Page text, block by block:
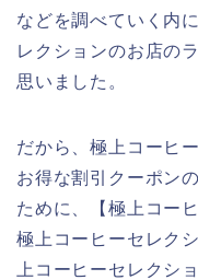
などを調べていく内
レクションのお店の
思いました。
だから、極上コーヒ
お得な割引クーポン
ために、【極上コー
極上コーヒーセレク
上コーヒーセレクシ